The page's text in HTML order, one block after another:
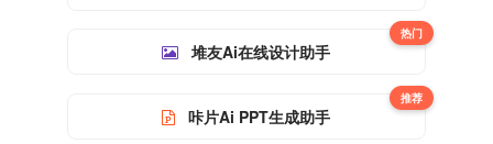
堆友Ai在线设计助手
热门
咔片Ai PPT生成助手
推荐